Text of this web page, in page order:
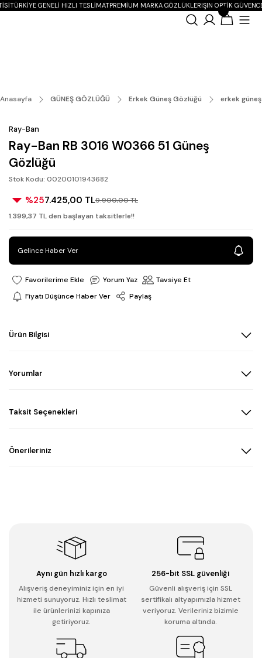
TÜRKIYE GENELI HIZLI TESLIMATPREMIUM MARKA GÖZLÜKLERIŞIN OPTIK
Anasayfa GÜNEŞ GÖZLÜĞÜ Erkek Güneş Gözlüğü erkek güneş
Ray-Ban
Ray-Ban RB 3016 W0366 51 Güneş
Gözlüğü
Stok Kodu: 00200101943682
%257.425,00 TL9.900,00 TL
1.399,37 TL den başlayan taksitlerle!!
Gelince Haber Ver
Yorum Yaz
Tavsiye Et
Fiyatı Düşünce Haber Ver
Paylaş
Ürün Bilgisi
Yorumlar
Taksit Seçenekleri
Önerileriniz
Aynı gün hızlı kargo
Alışveriş deneyiminiz için en iyi
hizmeti sunuyoruz. Hızlı teslimat
ile ürünlerinizi kapınıza
getiriyoruz.
256-bit SSL güvenliği
Güvenli alışveriş için SSL
sertifikalı altyapımızla hizmet
veriyoruz. Verileriniz bizimle
koruma altında.